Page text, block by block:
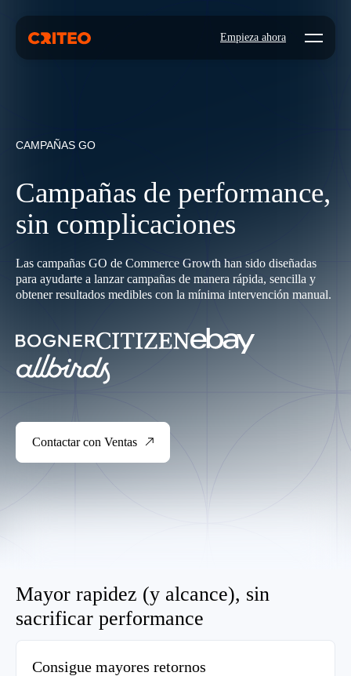
Empieza ahora Open
CAMPAÑAS GO
Campañas de performance,
sin complicaciones
Las campañas GO de Commerce Growth han sido diseñadas
para ayudarte a lanzar campañas de manera rápida, sencilla y
obtener resultados medibles con la mínima intervención manual.
Contactar con Ventas
Mayor rapidez (y alcance), sin
sacrificar performance
Consigue mayores retornos